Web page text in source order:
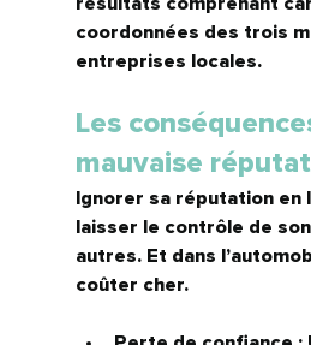
résultats comprenant
coordonnées des trois
entreprises locales.
Les
mauvaise
Ignorer sa réputation en
laisser le contrôle de
autres. Et dans
coûter cher.